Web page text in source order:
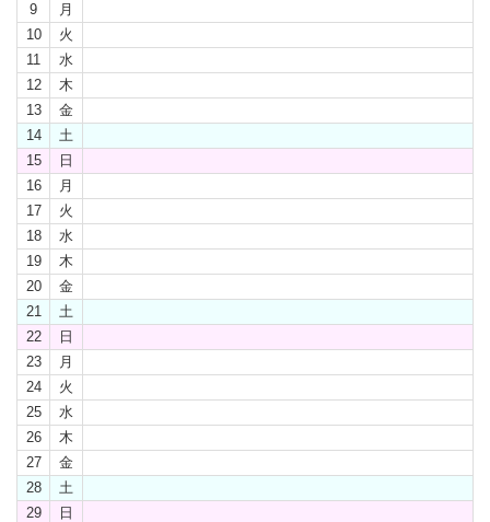
9
月
10
火
11
水
12
木
13
金
14
土
15
日
16
月
17
火
18
水
19
木
20
金
21
土
22
日
23
月
24
火
25
水
26
木
27
金
28
土
29
日